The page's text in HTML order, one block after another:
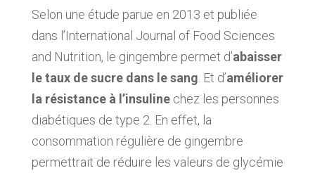
Selon une étude parue en 2013 et publiée
dans l’International Journal of Food Sciences
and Nutrition, le gingembre permet d’abaisser
le taux de sucre dans le sang. Et d’améliorer
la résistance à l’insulinechez les personnes
diabétiques de type 2. En effet, la
consommation régulière de gingembre
permettrait de réduire les valeurs de glycémie